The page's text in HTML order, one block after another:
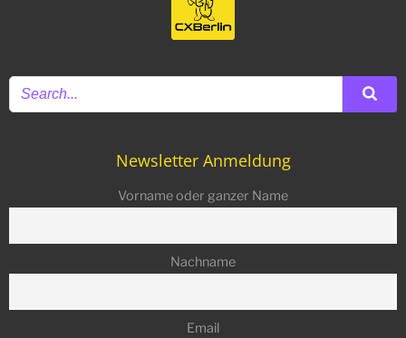
Newsletter Anmeldung
Vorname oder ganzer Name
Nachname
Email